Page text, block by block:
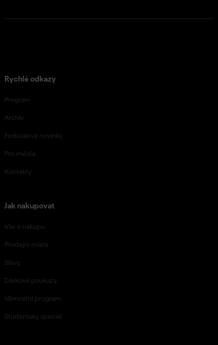
Rychlé odkazy
Program
Archiv
Festivalové novinky
Pro média
Kontakty
Jak nakupovat
Vše o nákupu
Prodejní místa
Slevy
Dárkové poukazy
Věrnostní program
Studentský speciál